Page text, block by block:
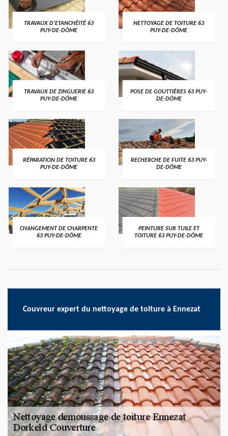
TRAVAUX D'ETANCHÉITÉ 63
PUY-DE-DÔME
NETTOYAGE DE TOITURE 63
PUY-DE-DÔME
TRAVAUX DE ZINGUERIE 63
PUY-DE-DÔME
POSE DE GOUTTIÈRES 63 PUY-
DE-DÔME
RÉPARATION DE TOITURE 63
PUY-DE-DÔME
RECHERCHE DE FUITE 63 PUY-
DE-DÔME
CHANGEMENT DE CHARPENTE
63 PUY-DE-DÔME
PEINTURE SUR TUILE ET
TOITURE 63 PUY-DE-DÔME
Couvreur expert du nettoyage de toiture à Ennezat